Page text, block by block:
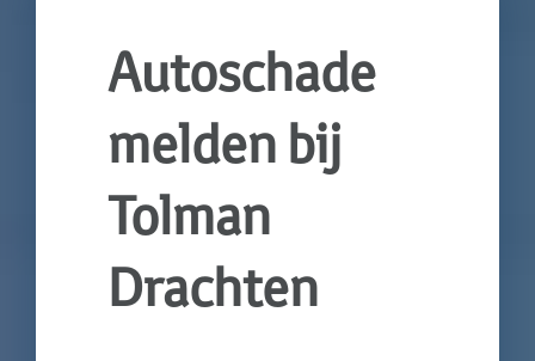
Autoschade
melden bij
Tolman
Drachten